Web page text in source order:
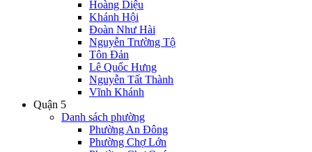
Hoàng Diệu
Khánh Hội
Đoàn Như Hài
Nguyễn Trường Tộ
Tôn Đản
Lê Quốc Hưng
Nguyễn Tất Thành
Vĩnh Khánh
Quận 5
Danh sách phường
Phường An Đông
Phường Chợ Lớn